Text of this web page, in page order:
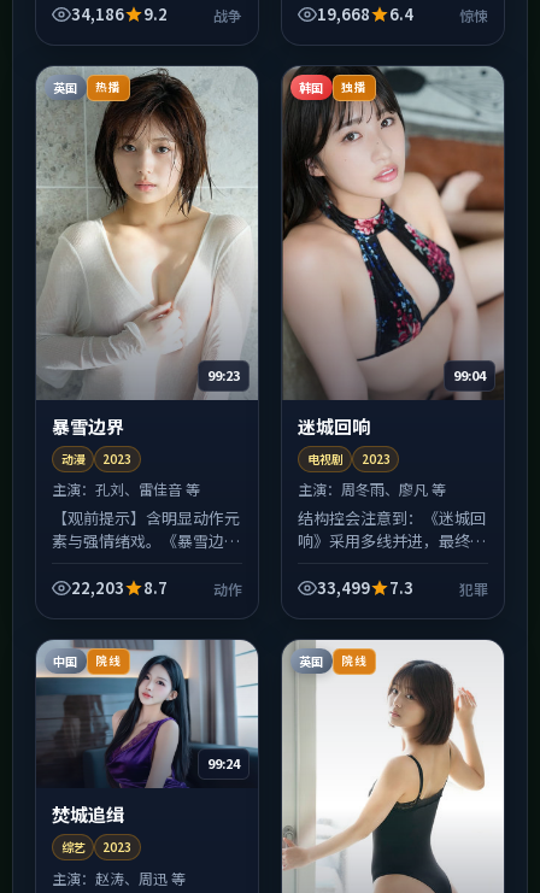
那类电影。友情提醒：每集
好...
34,186 9.2 战争
易碎、轻轻一碰就留痕。
多...
19,668 6.4 惊悚
英国 热播
99:23
暴雪边界
动漫 2023
主演：孔刘、雷佳音 等
【观前提示】含明显动作元
素与强情绪戏。《暴雪边
埋设的伏笔会在中后段集中
节；...
22,203 8.7 动作
韩国 独播
99:04
迷城回响
电视剧 2023
主演：周冬雨、廖凡 等
结构控会注意到：《迷城回
响》采用多线并进，最终在
索牵引观众，隐性线索则藏
与...
33,499 7.3 犯罪
中国 院线
99:24
焚城追缉
综艺 2023
主演：赵涛、周迅 等
英国 院线